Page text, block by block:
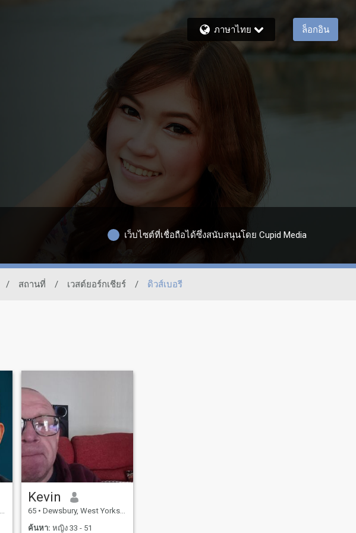
ภาษาไทย ล็อกอิน
เว็บไซต์ที่เชื่อถือได้ซึ่งสนับสนุนโดย Cupid Media
/ สถานที่ / เวสต์ยอร์กเชียร์ / ดิวส์เบอรี
Kevin
65 • Dewsbury, West Yorkshire, อังกฤษ
ค้นหา: หญิง 33 - 51